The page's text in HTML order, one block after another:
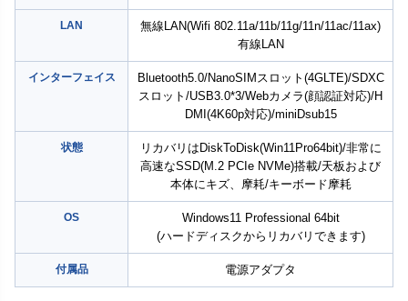
LAN
無線LAN(Wifi 802.11a/11b/11g/11n/11ac/11ax)
有線LAN
インターフェイス
Bluetooth5.0/NanoSIMスロット(4GLTE)/SDXC
スロット/USB3.0*3/Webカメラ(顔認証対応)/H
DMI(4K60p対応)/miniDsub15
状態
リカバリはDiskToDisk(Win11Pro64bit)/非常に
高速なSSD(M.2 PCIe NVMe)搭載/天板および
本体にキズ、摩耗/キーボード摩耗
OS
Windows11 Professional 64bit
(ハードディスクからリカバリできます)
付属品 電源アダプタ